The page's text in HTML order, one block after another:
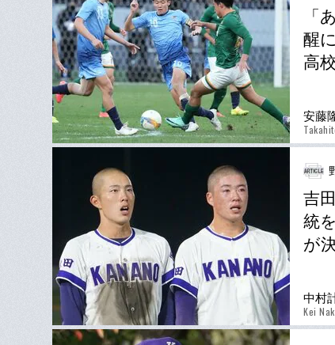
「
醒
高
安藤
吉
統
が
中村
Kei